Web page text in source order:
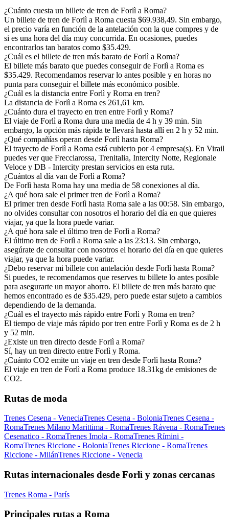
¿Cuánto cuesta un billete de tren de Forlì a Roma?
Un billete de tren de Forlì a Roma cuesta $69.938,49. Sin embargo,
el precio varía en función de la antelación con la que compres y de
si es una hora del día muy concurrida. En ocasiones, puedes
encontrarlos tan baratos como $35.429.
¿Cuál es el billete de tren más barato de Forlì a Roma?
El billete más barato que puedes conseguir de Forlì a Roma es
$35.429. Recomendamos reservar lo antes posible y en horas no
punta para conseguir el billete más económico posible.
¿Cuál es la distancia entre Forlì y Roma en tren?
La distancia de Forlì a Roma es 261,61 km.
¿Cuánto dura el trayecto en tren entre Forlì y Roma?
El viaje de Forlì a Roma dura una media de 4 h y 39 min. Sin
embargo, la opción más rápida te llevará hasta allí en 2 h y 52 min.
¿Qué compañías operan desde Forlì hasta Roma?
El trayecto de Forlì a Roma está cubierto por 4 empresa(s). En Virail
puedes ver que Frecciarossa, Trenitalia, Intercity Notte, Regionale
Veloce y DB - Intercity prestan servicios en esta ruta.
¿Cuántos al día van de Forlì a Roma?
De Forlì hasta Roma hay una media de 58 conexiones al día.
¿A qué hora sale el primer tren de Forlì a Roma?
El primer tren desde Forlì hasta Roma sale a las 00:58. Sin embargo,
no olvides consultar con nosotros el horario del día en que quieres
viajar, ya que la hora puede variar.
¿A qué hora sale el último tren de Forlì a Roma?
El último tren de Forlì a Roma sale a las 23:13. Sin embargo,
asegúrate de consultar con nosotros el horario del día en que quieres
viajar, ya que la hora puede variar.
¿Debo reservar mi billete con antelación desde Forlì hasta Roma?
Si puedes, te recomendamos que reserves tu billete lo antes posible
para asegurarte un mayor ahorro. El billete de tren más barato que
hemos encontrado es de $35.429, pero puede estar sujeto a cambios
dependiendo de la demanda.
¿Cuál es el trayecto más rápido entre Forlì y Roma en tren?
El tiempo de viaje más rápido por tren entre Forlì y Roma es de 2 h
y 52 min.
¿Existe un tren directo desde Forlì a Roma?
Sí, hay un tren directo entre Forlì y Roma.
¿Cuánto CO2 emite un viaje en tren desde Forlì hasta Roma?
El viaje en tren de Forlì a Roma produce 18.31kg de emisiones de
CO2.
Rutas de moda
Trenes Cesena - VeneciaTrenes Cesena - BoloniaTrenes Cesena -
RomaTrenes Milano Marittima - RomaTrenes Rávena - RomaTrenes
Cesenatico - RomaTrenes Imola - RomaTrenes Rímini -
RomaTrenes Riccione - BoloniaTrenes Riccione - RomaTrenes
Riccione - MilánTrenes Riccione - Venecia
Rutas internacionales desde Forlì y zonas cercanas
Trenes Roma - París
Principales rutas a Roma